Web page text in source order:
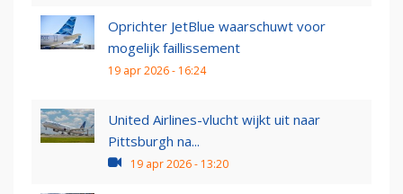
Oprichter JetBlue waarschuwt voor
mogelijk faillissement
19 apr 2026 - 16:24
United Airlines-vlucht wijkt uit naar
Pittsburgh na...
19 apr 2026 - 13:20